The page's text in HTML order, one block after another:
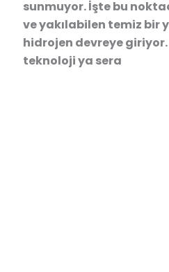
sunmuyor. İşte bu
ve yakılabilen temiz bir
hidrojen devreye
teknoloji ya sera